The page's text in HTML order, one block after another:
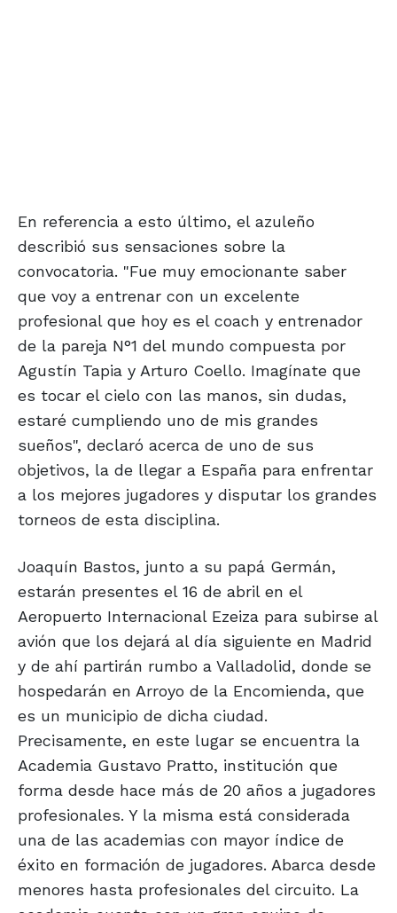
En referencia a esto último, el azuleño
describió sus sensaciones sobre la
convocatoria. "Fue muy emocionante saber
que voy a entrenar con un excelente
profesional que hoy es el coach y entrenador
de la pareja N°1 del mundo compuesta por
Agustín Tapia y Arturo Coello. Imagínate que
es tocar el cielo con las manos, sin dudas,
estaré cumpliendo uno de mis grandes
sueños", declaró acerca de uno de sus
objetivos, la de llegar a España para enfrentar
a los mejores jugadores y disputar los grandes
torneos de esta disciplina.
Joaquín Bastos, junto a su papá Germán,
estarán presentes el 16 de abril en el
Aeropuerto Internacional Ezeiza para subirse al
avión que los dejará al día siguiente en Madrid
y de ahí partirán rumbo a Valladolid, donde se
hospedarán en Arroyo de la Encomienda, que
es un municipio de dicha ciudad.
Precisamente, en este lugar se encuentra la
Academia Gustavo Pratto, institución que
forma desde hace más de 20 años a jugadores
profesionales. Y la misma está considerada
una de las academias con mayor índice de
éxito en formación de jugadores. Abarca desde
menores hasta profesionales del circuito. La